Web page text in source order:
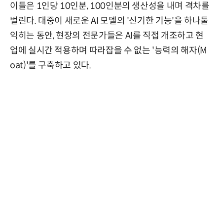
이들은 1인당 10인분, 100인분의 생산성을 내며 격차를
벌린다. 대중이 새로운 AI 모델의 '신기한 기능'을 하나둘
익히는 동안, 현장의 전문가들은 AI를 직접 개조하고 현
업에 실시간 적용하며 따라잡을 수 없는 '능력의 해자(M
oat)'를 구축하고 있다.